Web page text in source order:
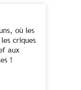
où les
criques
aux
!